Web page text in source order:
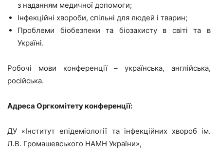
з наданням медичної допомоги;
Інфекційні хвороби, спільні для людей і тварин;
Проблеми біобезпеки та біозахисту в світі та в
Україні.
Робочі мови конференції – українська, англійська,
російська.
Адреса Оргкомітету конференції:
ДУ «Інститут епідеміології та інфекційних хвороб ім.
Л.В. Громашевського НАМН України»,